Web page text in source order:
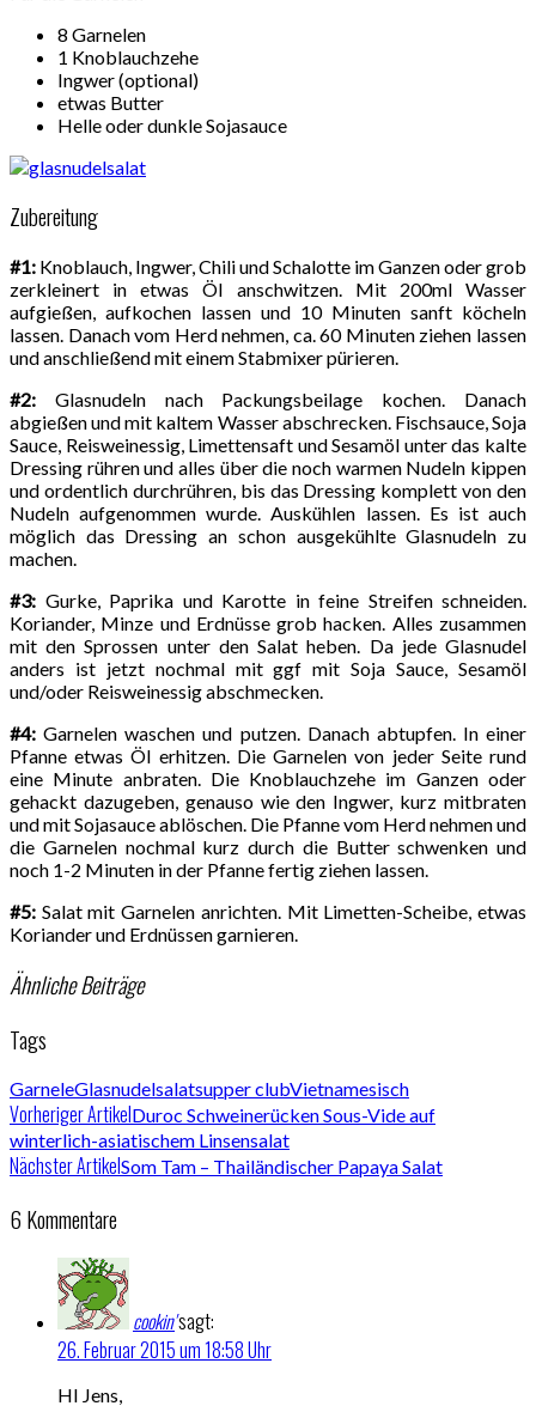
8 Garnelen
1 Knoblauchzehe
Ingwer (optional)
etwas Butter
Helle oder dunkle Sojasauce
Zubereitung
#1: Knoblauch, Ingwer, Chili und Schalotte im Ganzen oder grob
zerkleinert in etwas Öl anschwitzen. Mit 200ml Wasser
aufgießen, aufkochen lassen und 10 Minuten sanft köcheln
lassen. Danach vom Herd nehmen, ca. 60 Minuten ziehen lassen
und anschließend mit einem Stabmixer pürieren.
#2: Glasnudeln nach Packungsbeilage kochen. Danach
abgießen und mit kaltem Wasser abschrecken. Fischsauce, Soja
Sauce, Reisweinessig, Limettensaft und Sesamöl unter das kalte
Dressing rühren und alles über die noch warmen Nudeln kippen
und ordentlich durchrühren, bis das Dressing komplett von den
Nudeln aufgenommen wurde. Auskühlen lassen. Es ist auch
möglich das Dressing an schon ausgekühlte Glasnudeln zu
machen.
#3: Gurke, Paprika und Karotte in feine Streifen schneiden.
Koriander, Minze und Erdnüsse grob hacken. Alles zusammen
mit den Sprossen unter den Salat heben. Da jede Glasnudel
anders ist jetzt nochmal mit ggf mit Soja Sauce, Sesamöl
und/oder Reisweinessig abschmecken.
#4: Garnelen waschen und putzen. Danach abtupfen. In einer
Pfanne etwas Öl erhitzen. Die Garnelen von jeder Seite rund
eine Minute anbraten. Die Knoblauchzehe im Ganzen oder
gehackt dazugeben, genauso wie den Ingwer, kurz mitbraten
und mit Sojasauce ablöschen. Die Pfanne vom Herd nehmen und
die Garnelen nochmal kurz durch die Butter schwenken und
noch 1-2 Minuten in der Pfanne fertig ziehen lassen.
#5: Salat mit Garnelen anrichten. Mit Limetten-Scheibe, etwas
Koriander und Erdnüssen garnieren.
Ähnliche Beiträge
Tags
GarneleGlasnudelsalatsupper clubVietnamesisch
Vorheriger ArtikelDuroc Schweinerücken Sous-Vide auf
winterlich-asiatischem Linsensalat
Nächster ArtikelSom Tam – Thailändischer Papaya Salat
6 Kommentare
cookin'sagt:
26. Februar 2015 um 18:58 Uhr
HI Jens,